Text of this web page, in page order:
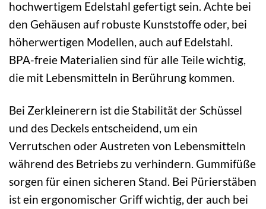
hochwertigem Edelstahl gefertigt sein. Achte bei
den Gehäusen auf robuste Kunststoffe oder, bei
höherwertigen Modellen, auch auf Edelstahl.
BPA-freie Materialien sind für alle Teile wichtig,
die mit Lebensmitteln in Berührung kommen.
Bei Zerkleinerern ist die Stabilität der Schüssel
und des Deckels entscheidend, um ein
Verrutschen oder Austreten von Lebensmitteln
während des Betriebs zu verhindern. Gummifüße
sorgen für einen sicheren Stand. Bei Pürierstäben
ist ein ergonomischer Griff wichtig, der auch bei